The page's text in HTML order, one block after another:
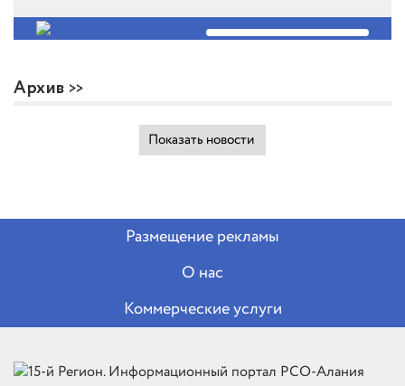
Архив
Показать новости
Размещение рекламы
О нас
Коммерческие услуги